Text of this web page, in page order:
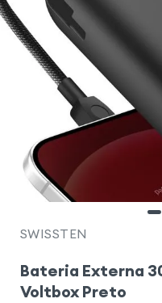
SWISSTEN
Bateria Externa
Voltbox Preto